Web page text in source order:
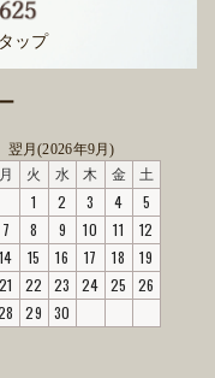
ップ
翌月(2026年9月)
月 火 水 木 金 土
1 2 3 4
5
7 8 9 10 11
12
14 15 16 17 18
19
21 22 23 24 25
26
29 30